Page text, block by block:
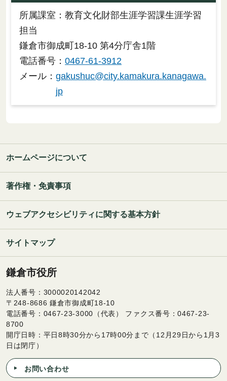
所属課室：教育文化財部生涯学習課生涯学習
担当
鎌倉市御成町18-10 第4分庁舎1階
電話番号： 0467-61-3912
メール： gakushuc@city.kamakura.kanagawa.
jp
ホームページについて
著作権・免責事項
ウェブアクセシビリティに関する基本方針
サイトマップ
鎌倉市役所
法人番号：3000020142042
〒248-8686 鎌倉市御成町18-10
電話番号：0467-23-3000（代表） ファクス番号：0467-23-
8700
開庁日時：平日8時30分から17時00分まで（12月29日から1月3
日は閉庁）
お問い合わせ